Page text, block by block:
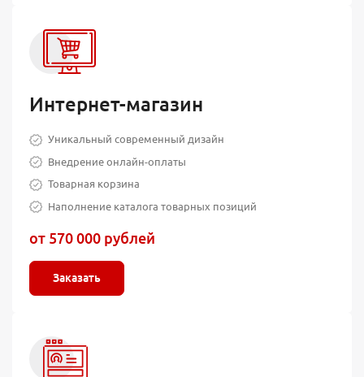
Интернет-магазин
Уникальный современный дизайн
Внедрение онлайн-оплаты
Товарная корзина
Наполнение каталога товарных позиций
от 570 000 рублей
Заказать